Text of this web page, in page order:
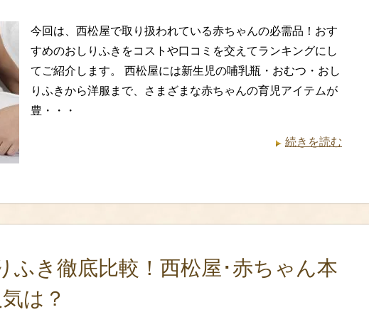
今回は、西松屋で取り扱われている赤ちゃんの必需品！おす
すめのおしりふきをコストや口コミを交えてランキングにし
てご紹介します。 西松屋には新生児の哺乳瓶・おむつ・おし
りふきから洋服まで、さまざまな赤ちゃんの育児アイテムが
豊・・・
続きを読む
ふき徹底比較！西松屋･赤ちゃん本
は？